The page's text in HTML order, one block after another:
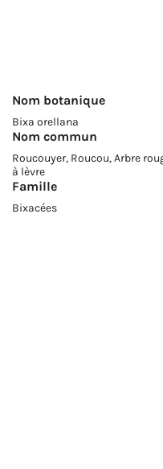
Nom botanique
Bixa orellana
Nom commun
Roucouyer, Roucou, Arbre
à lèvre
Famille
Bixacées